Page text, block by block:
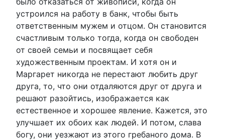
устроился на работу в банк, чтобы быть
ответственным мужем и отцом. Он становится
счастливым только тогда, когда он свободен
от своей семьи и посвящает себя
художественным проектам. И хотя он и
Маргарет никогда не перестают любить друг
друга, то, что они отдаляются друг от друга и
решают разойтись, изображается как
естественное и хорошее явление. Кажется, это
улучшает их обоих как людей. И потом, слава
богу, они уезжают из этого гребаного дома. В